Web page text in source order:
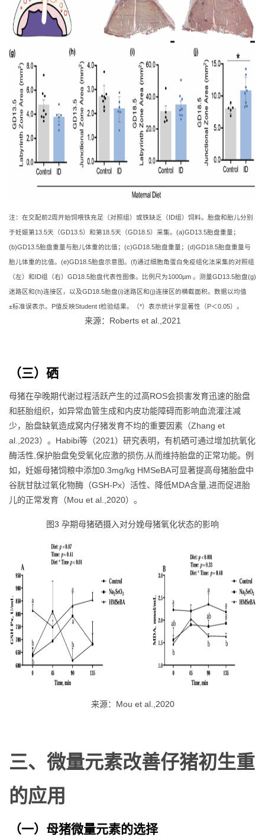
注：在交配前2周开始饲喂铁充足（对照组）或铁缺乏（ID组）饲料。胎盘和胎儿分别
于妊娠第13.5天（GD13.5）和第18.5天（GD18.5）采集。(a)GD13.5胎盘重量；
(b)GD13.5胎盘重量与胎儿体重的比值；(c)GD18.5胎盘重量；(d)GD18.5胎盘重量与
胎儿体重的比值。(e)GD18.5胎盘示意图。(f)通过细胞角蛋白免疫组化法采集的对照组
（左）和ID组（右）GD18.5胎盘代表性图像。比例尺为1000µm 。测量GD13.5胎盘(g)
迷路区和(h)连接区，以及GD18.5胎盘(i)迷路区和(j)连接区的横截面积。数据以均值
±标准误表示。P值反映Student t检验结果。（*）表示统计学显著性（P＜0.05）。
来源：Roberts et al.,2021
（三）硒
母猪在孕晚期代谢过程活跃产生的过高ROS会损害发育迅速的胎盘
和胚胎组织，如异常血管生成和内皮功能障碍而影响血流灌注减
少，胎盘缺氧造成窝内仔猪发育不均的重要因素（Zhang et
al.,2023）。Habibi等（2021）研究表明，有机硒可通过增加抗氧化
酶活性,保护胎盘免受氧化应激的损伤,从而维持胎盘的正常功能。例
如，妊娠母猪饲粮中添加0.3mg/kg HMSeBA可显著提高母猪胎盘中
谷胱甘肽过氧化物酶（GSH-Px）活性、降低MDA含量,进而促进胎
儿的正常发育（Mou et al.,2020）。
图3 孕期母猪硒摄入对分娩母猪氧化状态的影响
来源：Mou et al.,2020
三、微量元素改善仔猪初生重
的应用
（一）母猪微量元素的选择